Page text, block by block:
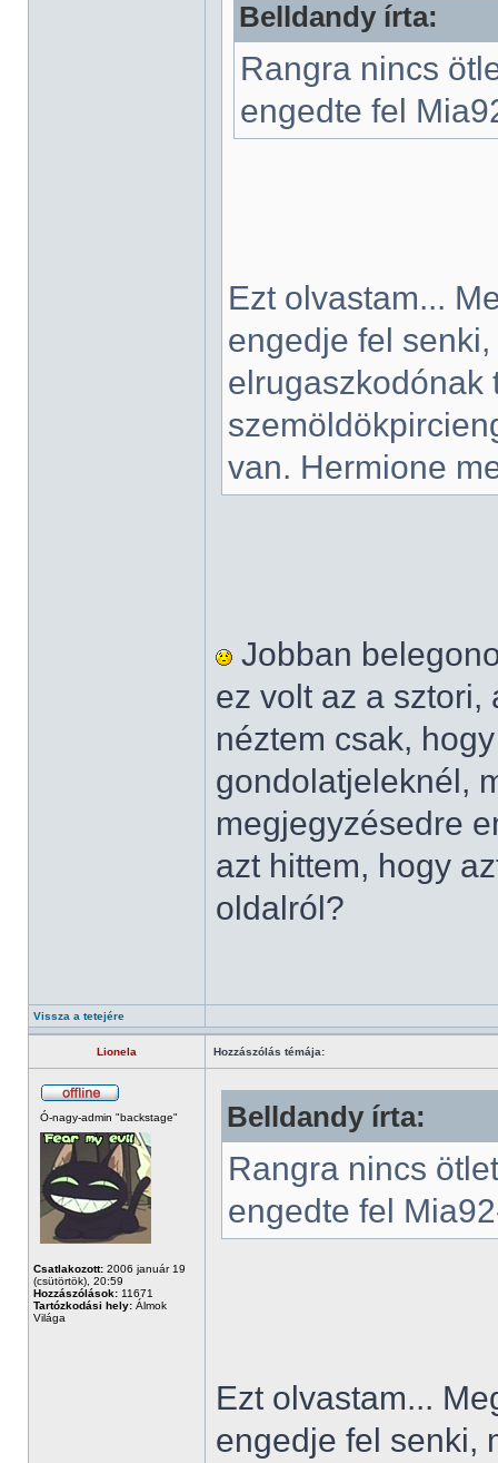
Belldandy írta:
Rangra nincs
engedte fel
Ezt olvastam...
engedje fel
elrugaszkodónak
van. Hermione
Jobban
ez volt az a sztori,
néztem csak,
gondolatjeleknél,
megjegyzésedre
azt hittem, hogy
oldalról?
Vissza a tetejére
Lionela Hozzászólás témája:
Ó-nagy-admin "backstage"
Csatlakozott: 2006 január 19
(csütörtök), 20:59
Hozzászólások: 11671
Tartózkodási hely: Álmok
Világa
Belldandy írta:
Rangra nincs
engedte fel
Ezt olvastam...
engedje fel senki,